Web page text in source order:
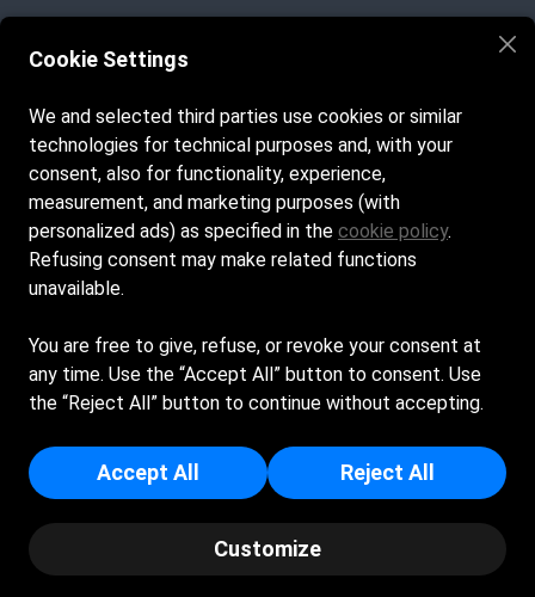
Contatti
baiadelrogiolo@gmail.com
+39 0586 492017
Seguici sui nostri social
Facebook
IL ROGIOLO S.R.L. - Sede Legale: VIALE CRISTOFORO
COLOMBO 26 - 57128 - LIVORNO (LI) - Capitale Sociale Euro
10.000 - Iscritta al registro delle imprese di Livorno - p.i/c.f:
00929290492 - Numero REA: LI - 85882
© Copyright - Baia del Rogiolo| Powered by Spiagge.it
Cookie Settings
We and selected third parties use cookies or similar
technologies for technical purposes and, with your
consent, also for functionality, experience,
measurement, and marketing purposes (with
personalized ads) as specified in the cookie policy.
Refusing consent may make related functions
unavailable.
You are free to give, refuse, or revoke your consent at
any time. Use the “Accept All” button to consent. Use
the “Reject All” button to continue without accepting.
Accept All Reject All
Customize